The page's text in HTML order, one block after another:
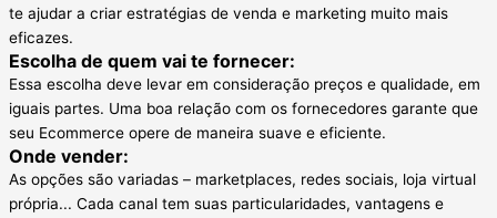
te ajudar a criar estratégias de venda e marketing muito mais
eficazes.
Escolha de quem vai te fornecer:
Essa escolha deve levar em consideração preços e qualidade, em
iguais partes. Uma boa relação com os fornecedores garante que
seu Ecommerce opere de maneira suave e eficiente.
Onde vender:
As opções são variadas – marketplaces, redes sociais, loja virtual
própria... Cada canal tem suas particularidades, vantagens e